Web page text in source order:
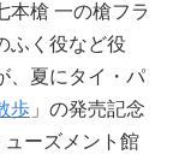
槍 一の槍フラ
ふく役など役
、夏にタイ・パ
歩 」の発売記念
ーズメント館